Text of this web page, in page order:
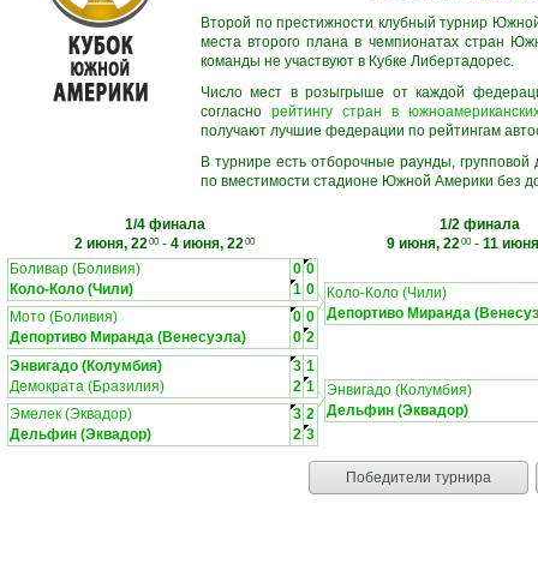
Второй по престижности клубный турнир
места второго плана в чемпионатах стран
команды не участвуют в Кубке Либертадорес.
Число мест в розыгрыше от каждой
согласнорейтингу стран в
получают лучшие федерации по рейтингам
В турнире есть отборочные раунды,
по вместимости стадионе Южной Америки без
1/4 финала
2 июня, 2200- 4 июня, 2200
1/2 финала
9 июня, 2200- 11
Боливар (Боливия)
0 0
Коло-Коло (Чили)
1 0
Мото (Боливия)
0 0
Депортиво Миранда (Венесуэла)
0 2
Коло-Коло (Чили)
Депортиво Миранда
Энвигадо (Колумбия) 3 1
Демократа (Бразилия)
2 1
Эмелек (Эквадор)
3 2
Дельфин (Эквадор)
2 3
Энвигадо (Колумбия)
Дельфин (Эквадор)
Победители турнира